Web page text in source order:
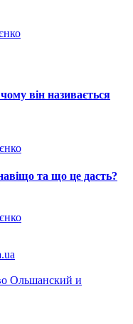
він називається
та що це даcть?